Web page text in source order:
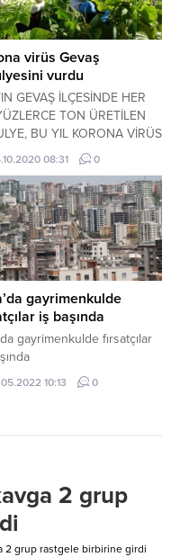
virüs Gevaş
vurdu
GEVAŞ İLÇESİNDE HER
TON ÜRETİLEN
BU YIL KORONA VİRÜS
BEKLENEN RAĞBETİ
08:31 0
gayrimenkulde
iş başında
gayrimenkulde fırsatçılar
10:13 0
2 grup
2 grup rastgele birbirine girdi